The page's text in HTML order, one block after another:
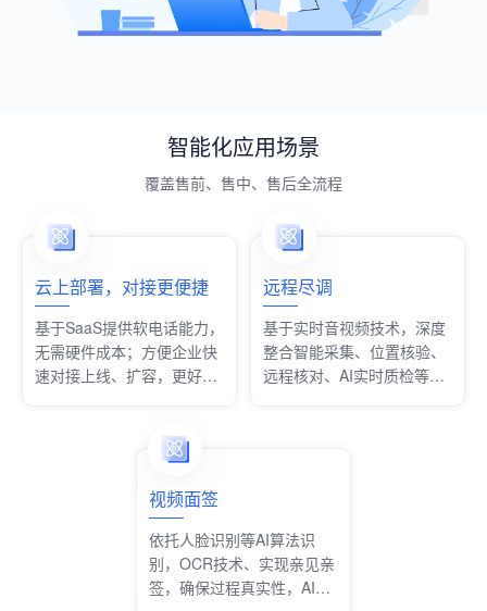
智能化应用场景
覆盖售前、售中、售后全流程
云上部署，对接更便捷
基于SaaS提供软电话能力，
无需硬件成本；方便企业快
速对接上线、扩容，更好适
远程尽调
基于实时音视频技术，深度
整合智能采集、位置核验、
远程核对、AI实时质检等功
视频面签
依托人脸识别等AI算法识
别，OCR技术、实现亲见亲
签，确保过程真实性，AI实